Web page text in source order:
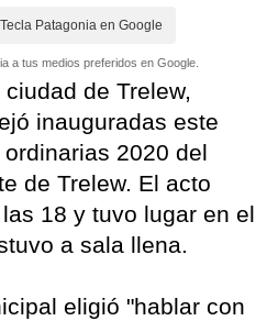
Patagonia en Google
a tus medios preferidos en Google.
de Trelew,
inauguradas este
2020 del
de Trelew. El acto
18 y tuvo lugar en el
a sala llena.
eligió "hablar con